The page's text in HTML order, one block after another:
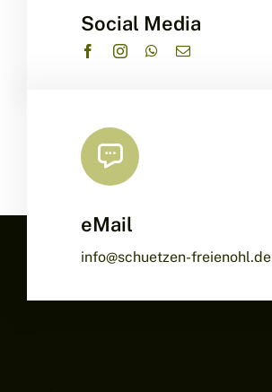
Social Media
eMail
info@schuetzen-freienohl.de